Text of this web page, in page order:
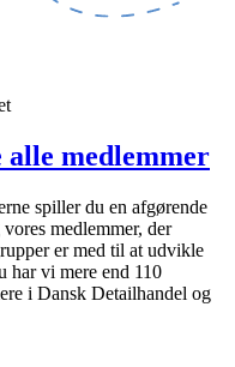
alle medlemmer
spiller du en afgørende
medlemmer, der
er med til at udvikle
har vi mere end 110
i Dansk Detailhandel og